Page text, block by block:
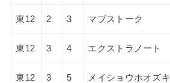
東12 2 3 マブストーク
東12 3 4 エクストラノート
東12 3 5 メイショウホオズキ